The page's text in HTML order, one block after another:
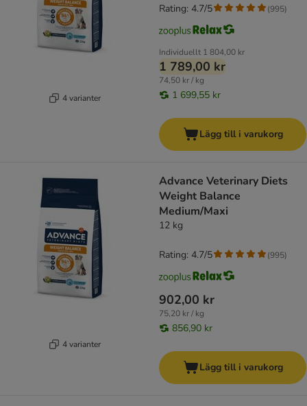
4 varianter
Individuellt 1 804,00 kr
1 789,00 kr
74,50 kr / kg
1 699,55 kr
Rating: 4.7/5 (995)
Lägg till i varukorg
4 varianter
Advance Veterinary Diets
Weight Balance
Medium/Maxi
12 kg
902,00 kr
75,20 kr / kg
856,90 kr
Rating: 4.7/5 (995)
Lägg till i varukorg